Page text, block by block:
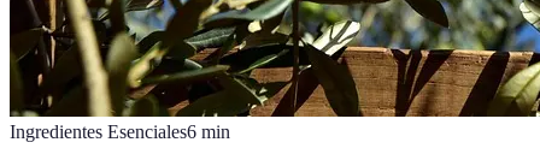
Ingredientes Esenciales6 min